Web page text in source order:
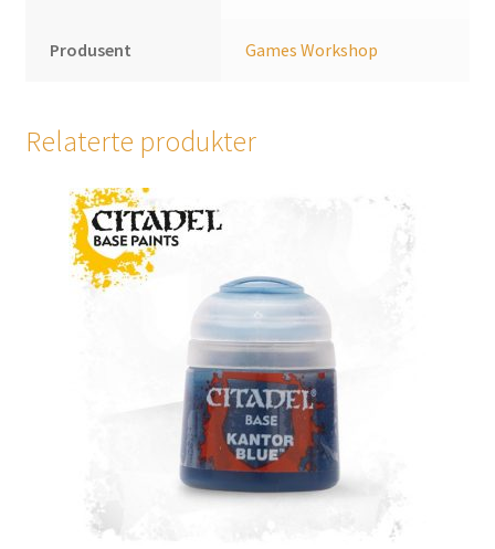
Produsent Games Workshop
Relaterte produkter